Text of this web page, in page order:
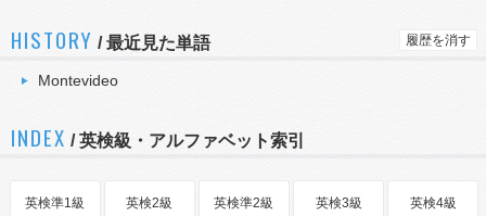
HISTORY /最近見た単語 履歴を消す
Montevideo
INDEX / 英検級・アルファベット索引
英検準1級 英検2級 英検準2級 英検3級 英検4級